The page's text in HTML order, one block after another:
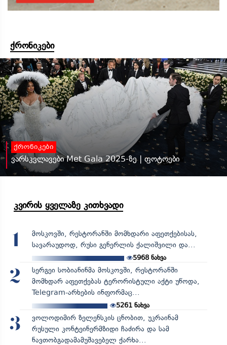
ქრონიკები
ქრონიკები
ვარსკვლავები Met Gala 2025-ზე | ფოტოები
კვირის ყველაზე კითხვადი
1
მოსკოვში, რესტორანში მომხდარი აფეთქებისას,
სავარაუდოდ, რუსი გენერლის ქალიშვილი და...
5968 ნახვა
2
სერგეი სობიანინმა მოსკოვში, რესტორანში
მომხდარ აფეთქებას ტერორისტული აქტი უწოდა,
Telegram-არხების ინფორმაც...
5261ნახვა
3
ვოლოდიმირ ზელენსკის ცნობით, უკრაინამ
რუსული კონტეინერმზიდი ჩაძირა და სამ
ნავთობგადამამუშავებელ ქარხა...